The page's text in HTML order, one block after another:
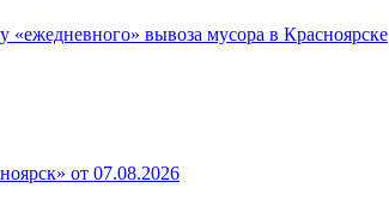
вывоза мусора в Красноярске
от 07.08.2026